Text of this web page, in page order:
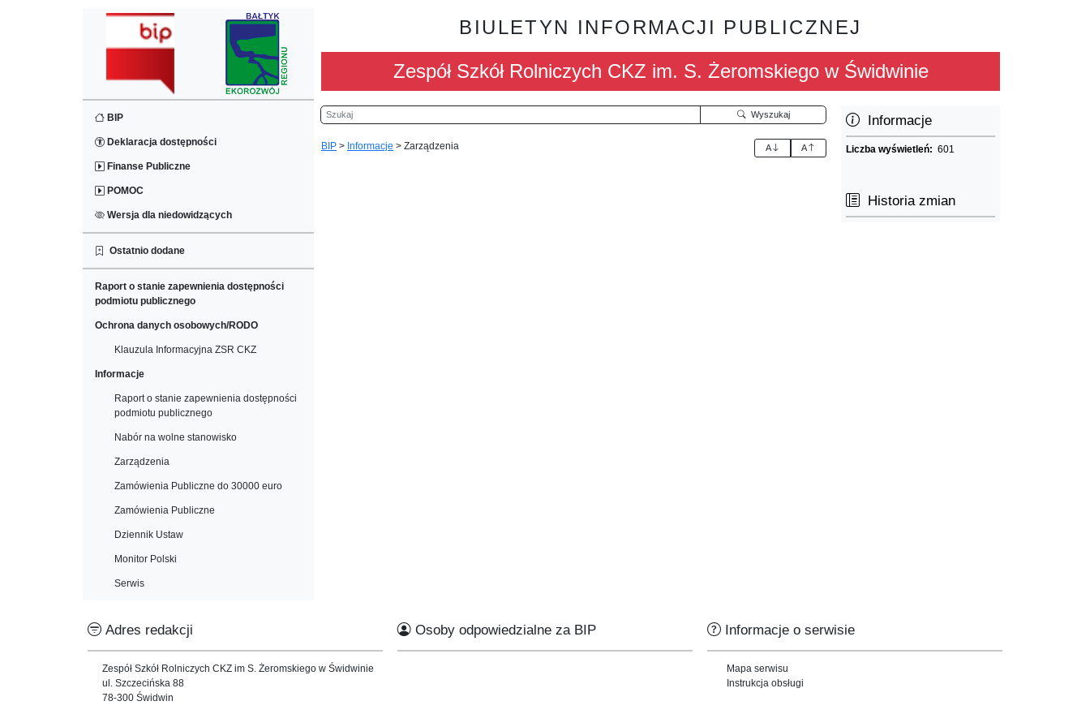
BIP
Deklaracja dostępności
Finanse Publiczne
POMOC
Wersja dla niedowidzących
Ostatnio dodane
Raport o stanie zapewnienia dostępności
podmiotu publicznego
Ochrona danych osobowych/RODO
Klauzula Informacyjna ZSR CKZ
Informacje
Raport o stanie zapewnienia dostępności
podmiotu publicznego
Nabór na wolne stanowisko
Zarządzenia
Zamówienia Publiczne do 30000 euro
Zamówienia Publiczne
Dziennik Ustaw
Monitor Polski
Serwis
BIULETYN INFORMACJI PUBLICZNEJ
Zespół Szkół Rolniczych CKZ im. S. Żeromskiego w Świdwinie
Szukaj Wyszukaj
BIP > Informacje > Zarządzenia A A
Informacje
Liczba wyświetleń:601
Historia zmian
Adres redakcji
Zespół Szkół Rolniczych CKZ im S. Żeromskiego w Świdwinie
ul. Szczecińska 88
78-300 Świdwin
Osoby odpowiedzialne za BIP Informacje o serwisie
Mapa serwisu
Instrukcja obsługi